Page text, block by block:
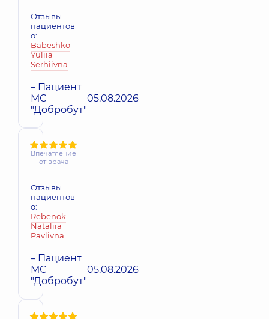
Отзывы
пациентов
о:
Babeshko
Yuliia
Serhiivna
– Пациент
МС
"Добробут"
05.08.2026
Впечатление
от врача
Отзывы
пациентов
о:
Rebenok
Nataliia
Pavlivna
– Пациент
МС
"Добробут"
05.08.2026